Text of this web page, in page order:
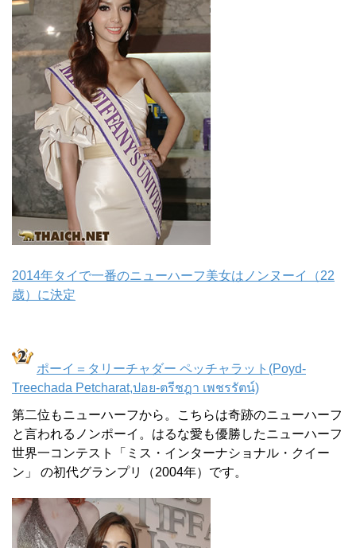
2014年タイで一番のニューハーフ美女はノンヌーイ（22
歳）に決定
ポーイ＝タリーチャダー ペッチャラット(Poyd-
Treechada Petcharat,ปอย-ตรีชฎา เพชรรัตน์)
第二位もニューハーフから。こちらは奇跡のニューハーフ
と言われるノンポーイ。はるな愛も優勝したニューハーフ
世界一コンテスト「ミス・インターナショナル・クイー
ン」 の初代グランプリ（2004年）です。